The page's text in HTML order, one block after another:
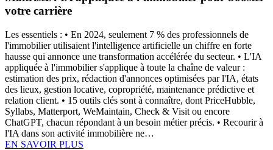
votre carrière
Les essentiels : • En 2024, seulement 7 % des professionnels de
l'immobilier utilisaient l'intelligence artificielle un chiffre en forte
hausse qui annonce une transformation accélérée du secteur. • L'IA
appliquée à l'immobilier s'applique à toute la chaîne de valeur :
estimation des prix, rédaction d'annonces optimisées par l'IA, états
des lieux, gestion locative, copropriété, maintenance prédictive et
relation client. • 15 outils clés sont à connaître, dont PriceHubble,
Syllabs, Matterport, WeMaintain, Check & Visit ou encore
ChatGPT, chacun répondant à un besoin métier précis. • Recourir à
l'IA dans son activité immobilière ne…
EN SAVOIR PLUS